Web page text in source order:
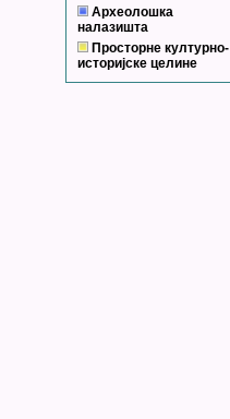
Археолошка
налазишта
Просторне културно-
историјске целине